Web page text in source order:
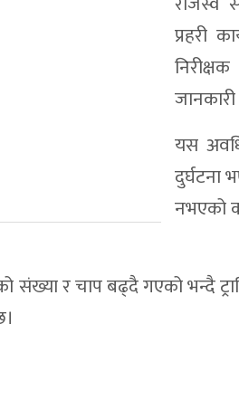
प्रहरी
जानकारी
यस
दुर्घटना
नभएको
र चाप बढ्दै गएको भन्दै